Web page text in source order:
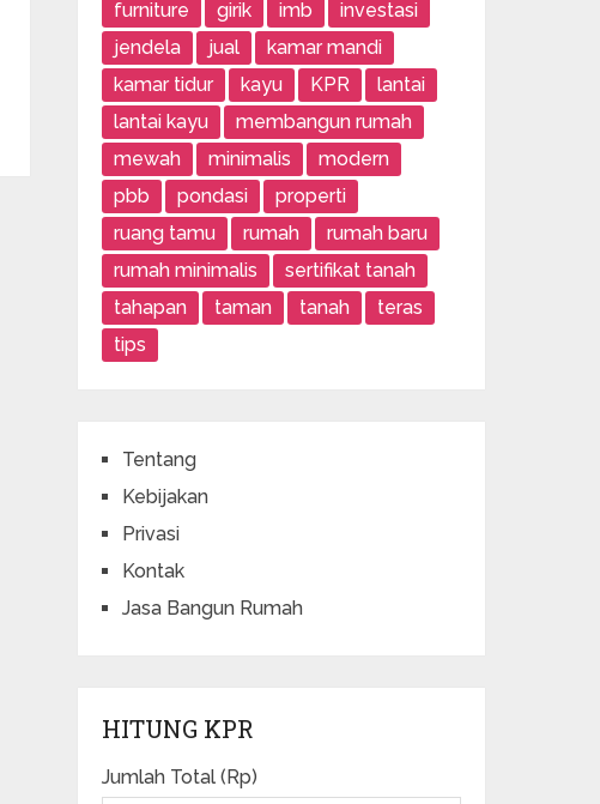
furniture
girik imb
investasi
jendela
jual
kamar mandi
kamar tidur
kayu KPR
lantai
lantai kayu
membangun rumah
mewah
minimalis
modern
pbb
pondasi
properti
ruang tamu
rumah
rumah baru
rumah minimalis
sertifikat tanah
tahapan
taman tanah
teras
tips
Tentang
Kebijakan
Privasi
Kontak
Jasa Bangun Rumah
HITUNG KPR
Jumlah Total (Rp)